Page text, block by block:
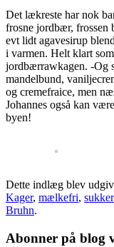
Det lækreste har nok
frosne jordbær, frossen
evt lidt agavesirup
i varmen. Helt klart
jordbærrawkagen. -Og
mandelbund,
og cremefraice, men
Johannes også kan
byen!
Dette indlæg blev
Kager, mælkefri,
Bruhn.
Abonner på blog